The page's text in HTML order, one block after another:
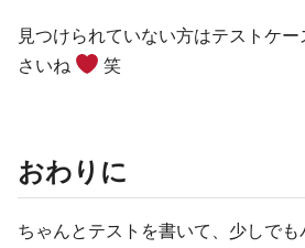
見つけられていない方はテストケ
さいね
笑
おわりに
ちゃんとテストを書いて、少しでも